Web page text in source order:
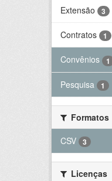
Extensão
3
Contratos 1
Convênios 1
Pesquisa 1
Formatos
CSV
3
Licenças